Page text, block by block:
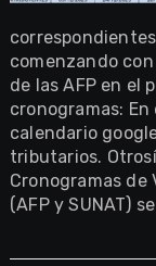
comenzando
de las AFP en el
cronogramas:
calendario
tributarios.
Cronogramas de
(AFP y SUNAT)